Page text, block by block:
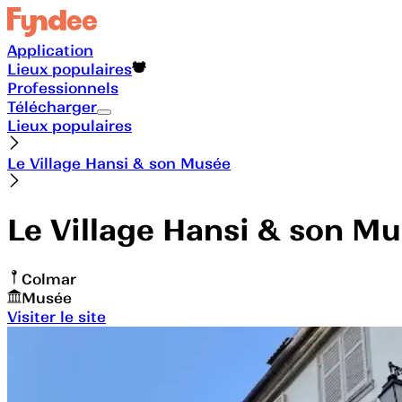
Application
Lieux populaires
Professionnels
Télécharger
Lieux populaires
Le Village Hansi & son Musée
Le Village Hansi & son
Colmar
Musée
Visiter le site